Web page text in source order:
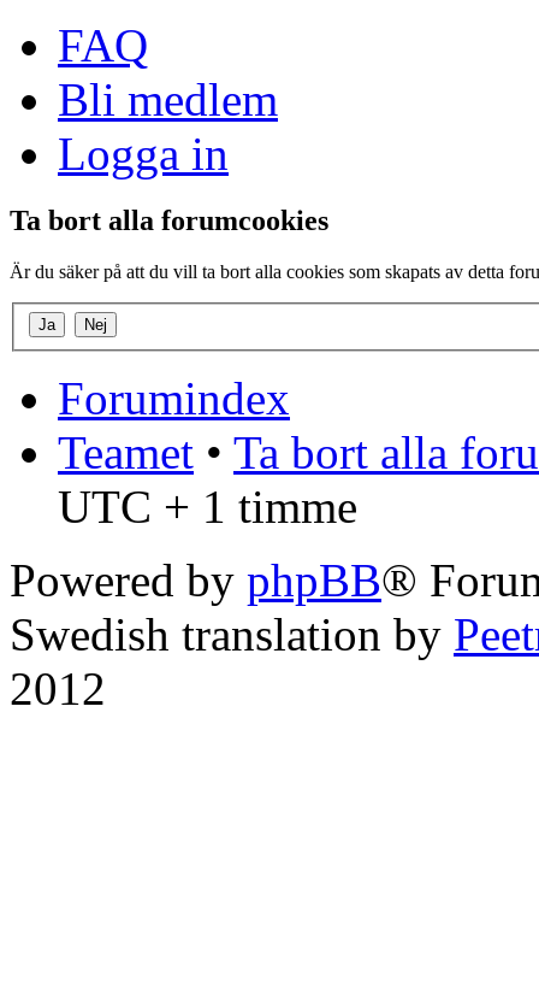
FAQ
Bli medlem
Logga in
Ta bort alla forumcookies
Är du säker på att du vill ta bort alla cookies som skapats av detta
Forumindex
Teamet • Ta bort alla
UTC + 1 timme
Powered by phpBB®
Swedish translation by
2012